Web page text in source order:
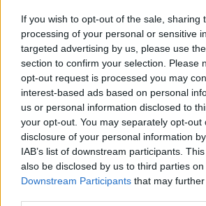
If you wish to opt-out of the sale, sharing
processing of your personal or sensitive
targeted advertising by us, please use
section to confirm your selection. Please
opt-out request is processed you may
interest-based ads based on personal
us or personal information disclosed to
your opt-out. You may separately opt-out
disclosure of your personal information
IAB’s list of downstream participants.
also be disclosed by us to third parties on
Downstream Participants that may
Re e regnanti
A noi interessa il dito non la luna
Come rubare allo stato e vivere felici
Una performance
Il compagno
​Io (allo specchio)
Tramonto
Passato, presente, futuro
La virtù del non fare
Il giorno dei saldi
L'ultimo post
Leggendo l'Eneide
​(In)sicurezza stradale
Il decalogo del politico